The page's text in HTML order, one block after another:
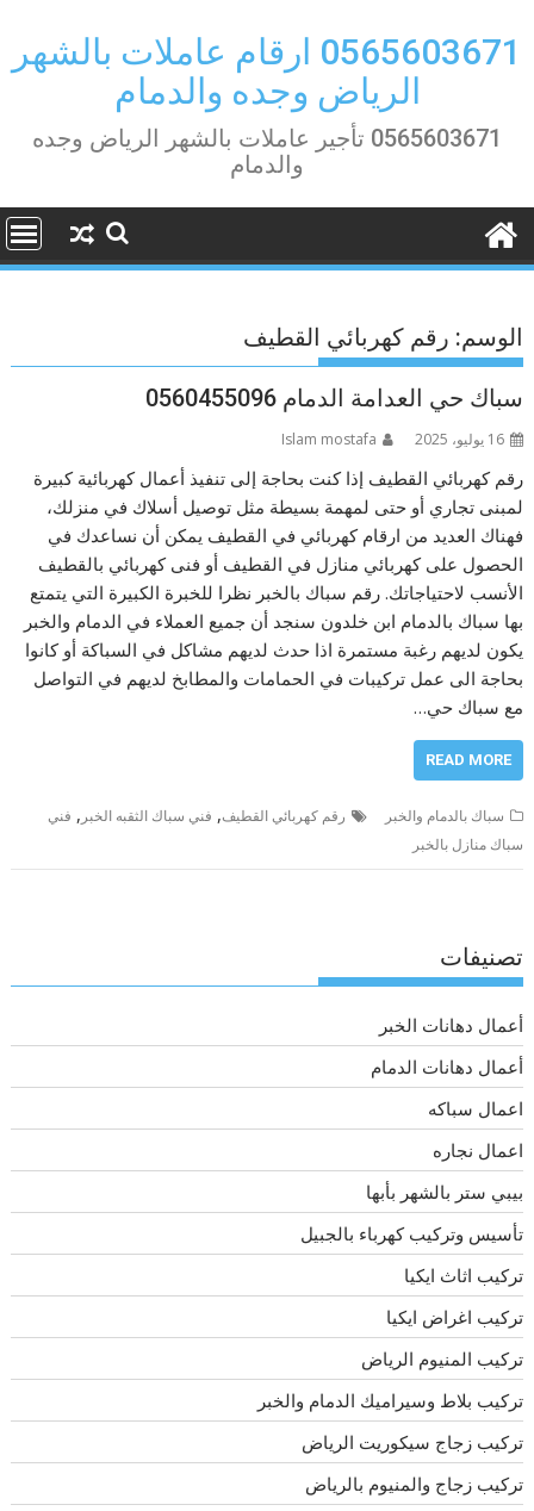
content
0565603671 ارقام عاملات بالشهر
الرياض وجده والدمام
0565603671 تأجير عاملات بالشهر الرياض وجده
والدمام
الوسم: رقم كهربائي القطيف
سباك حي العدامة الدمام 0560455096
16 يوليو، 2025 Islam mostafa
رقم كهربائي القطيف إذا كنت بحاجة إلى تنفيذ أعمال كهربائية كبيرة
لمبنى تجاري أو حتى لمهمة بسيطة مثل توصيل أسلاك في منزلك،
فهناك العديد من ارقام كهربائي في القطيف يمكن أن نساعدك في
الحصول على كهربائي منازل في القطيف أو فنى كهربائي بالقطيف
الأنسب لاحتياجاتك. رقم سباك بالخبر نظرا للخبرة الكبيرة التي يتمتع
بها سباك بالدمام ابن خلدون سنجد أن جميع العملاء في الدمام والخبر
يكون لديهم رغبة مستمرة اذا حدث لديهم مشاكل في السباكة أو كانوا
بحاجة الى عمل تركيبات في الحمامات والمطابخ لديهم في التواصل
مع سباك حي…
READ MORE
سباك بالدمام والخبر رقم كهربائي القطيف, فني سباك الثقبه الخبر , فني
سباك منازل بالخبر
تصنيفات
أعمال دهانات الخبر
أعمال دهانات الدمام
اعمال سباكه
اعمال نجاره
بيبي ستر بالشهر بأبها
تأسيس وتركيب كهرباء بالجبيل
تركيب اثاث ايكيا
تركيب اغراض ايكيا
تركيب المنيوم الرياض
تركيب بلاط وسيراميك الدمام والخبر
تركيب زجاج سيكوريت الرياض
تركيب زجاج والمنيوم بالرياض